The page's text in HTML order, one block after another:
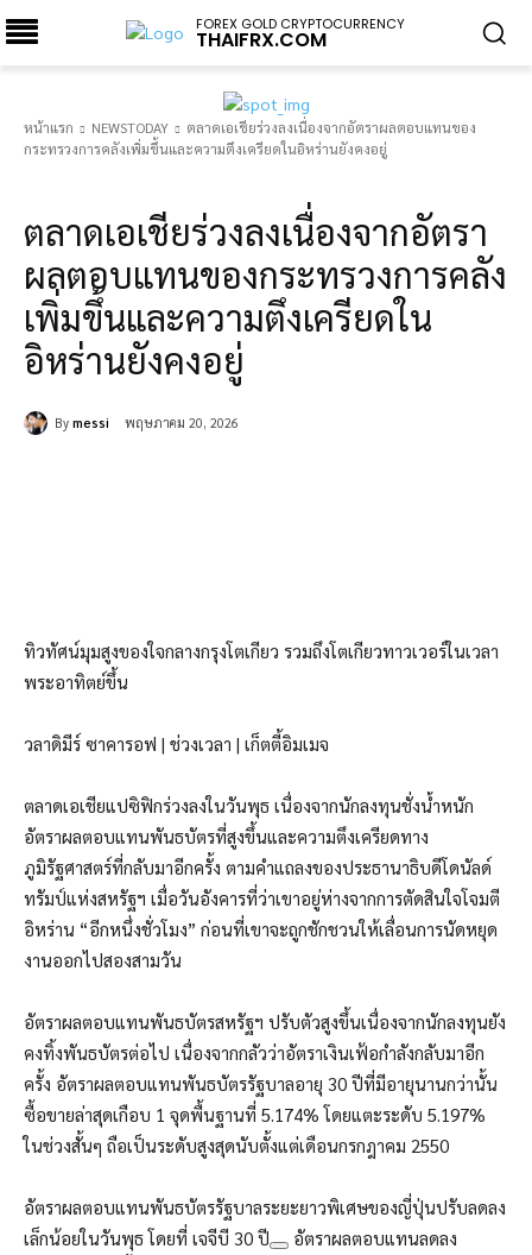
FOREX GOLD CRYPTOCURRENCY
THAIFRX.COM
หน้าแรก NEWSTODAY
ตลาดเอเชียร่วงลงเนื่องจากอัตราผลตอบแทนของ
กระทรวงการคลังเพิ่มขึ้นและความตึงเครียดในอิหร่านยังคงอยู่
ตลาดเอเชียร่วงลงเนื่องจากอัตรา
ผลตอบแทนของกระทรวงการคลัง
เพิ่มขึ้นและความตึงเครียดใน
อิหร่านยังคงอยู่
By messi พฤษภาคม 20, 2026
ทิวทัศน์มุมสูงของใจกลางกรุงโตเกียว รวมถึงโตเกียวทาวเวอร์ในเวลา
พระอาทิตย์ขึ้น
วลาดิมีร์ ซาคารอฟ | ช่วงเวลา | เก็ตตี้อิมเมจ
ตลาดเอเชียแปซิฟิกร่วงลงในวันพุธ เนื่องจากนักลงทุนชั่งน้ำหนัก
อัตราผลตอบแทนพันธบัตรที่สูงขึ้นและความตึงเครียดทาง
ภูมิรัฐศาสตร์ที่กลับมาอีกครั้ง ตามคำแถลงของประธานาธิบดีโดนัลด์
ทรัมป์แห่งสหรัฐฯ เมื่อวันอังคารที่ว่าเขาอยู่ห่างจากการตัดสินใจโจมตี
อิหร่าน “อีกหนึ่งชั่วโมง” ก่อนที่เขาจะถูกชักชวนให้เลื่อนการนัดหยุด
งานออกไปสองสามวัน
อัตราผลตอบแทนพันธบัตรสหรัฐฯ ปรับตัวสูงขึ้นเนื่องจากนักลงทุนยัง
คงทิ้งพันธบัตรต่อไป เนื่องจากกลัวว่าอัตราเงินเฟ้อกำลังกลับมาอีก
ครั้ง อัตราผลตอบแทนพันธบัตรรัฐบาลอายุ 30 ปีที่มีอายุนานกว่านั้น
ซื้อขายล่าสุดเกือบ 1 จุดพื้นฐานที่ 5.174% โดยแตะระดับ 5.197%
ในช่วงสั้นๆ ถือเป็นระดับสูงสุดนับตั้งแต่เดือนกรกฎาคม 2550
อัตราผลตอบแทนพันธบัตรรัฐบาลระยะยาวพิเศษของญี่ปุ่นปรับลดลง
เล็กน้อยในวันพุธ โดยที่ เจจีบี 30 ปี
อัตราผลตอบแทนลดลง